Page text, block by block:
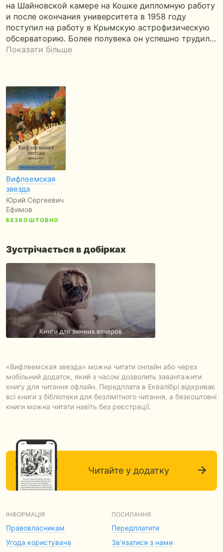
на Шайновской камере на Кошке дипломную работу
и после окончания университета в 1958 году
поступил на работу в Крымскую астрофизическую
обсерваторию. Более полувека он успешно трудил…
Показати більше
Вифлеемская
звезда
Юрий Сергеевич
Ефимов
БЕЗКОШТОВНО
Зустрічається в добірках
«Вифлеемская звезда» можна читати онлайн або через
мобільний додаток, який з часом дозволить завантажити
книгу для читання офлайн. Передплата в Еквалібрі відкриває
всі книги з бібліотеки для безлімітного читання, а безкоштовні
книги можна читати навіть без реєстрації.
Читайте у додатку
ІНФОРМАЦІЯ
Правовласникам
Угода користувача
ПОСИЛАННЯ
Передплатити
Зв'язатися з нами